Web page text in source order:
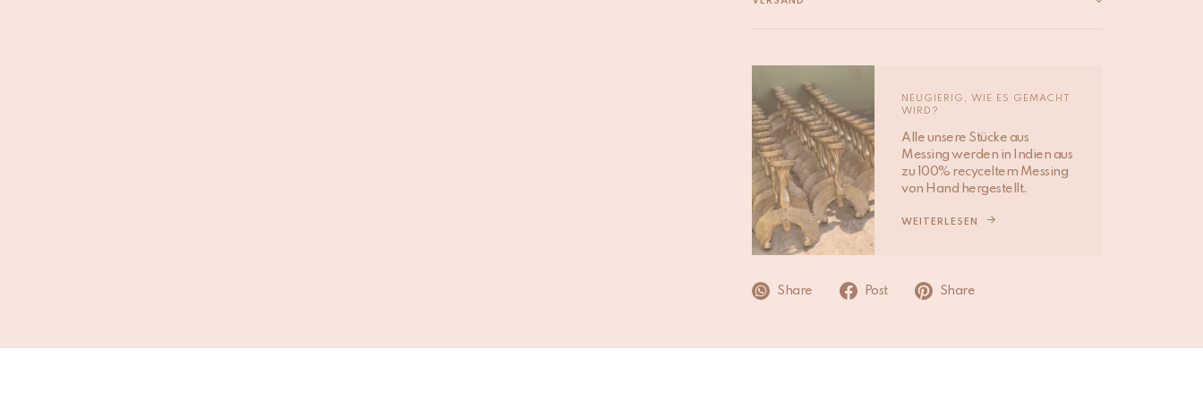
aufgegeben werden, beginnt die Bearbeitung am nächsten
Werktag. Feiertage und Spitzenverkaufszeiten können den
Zeitrahmen für den Versand beeinflussen.
Bitte beachte, dass Nicht-EU-Kunden für Einfuhrzölle, lokale
Steuern und Gebühren verantwortlich sind.
Für weitere Informationen besuche unsere Seite
Lieferung.
NEUGIERIG, WIE ES GEMACHT
WIRD?
Alle unsere Stücke aus
Messing werden in Indien aus
zu 100% recyceltem Messing
von Hand hergestellt.
WEITERLESEN
Share Post Share